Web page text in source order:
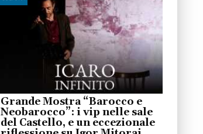
Grande Mostra “Barocco e
Neobarocco”: i vip nelle sale
del Castello, e un eccezionale